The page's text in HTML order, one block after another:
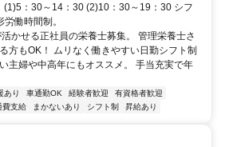
(1)5：30～14：30 (2)10：30～19：30 シフ
働時間制。
かせる正社員の栄養士募集。 管理栄養士さ
方もOK！ ムリなく働きやすい日勤シフト制
主婦や中高年にもオススメ。 手当充実で年
あり 車通勤OK 経験者歓迎
有資格者歓迎
費支給 まかないあり シフト制 昇給あり